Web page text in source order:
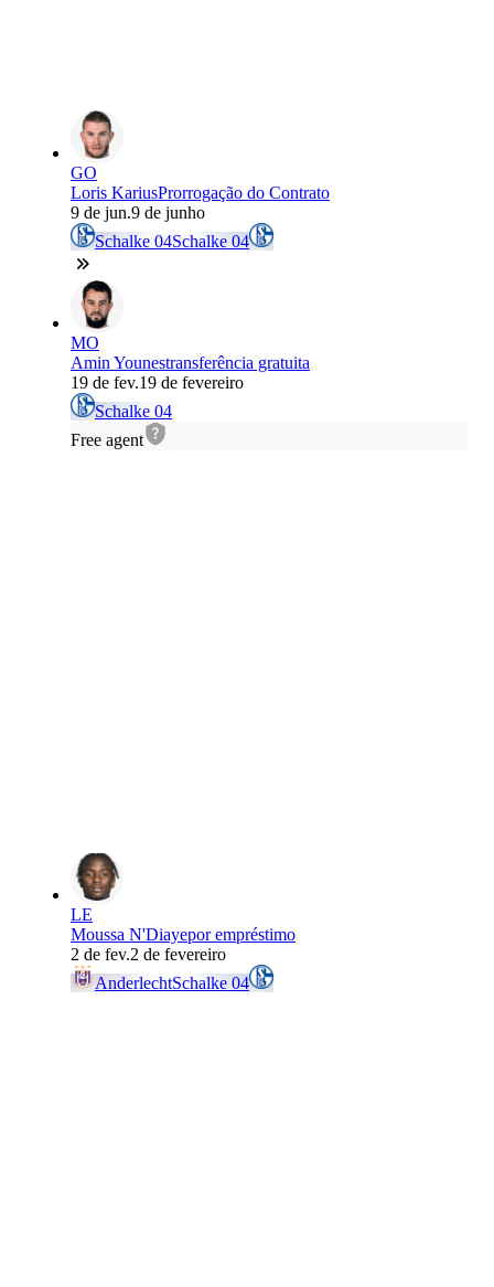
GO
Loris KariusProrrogação do Contrato
9 de jun.9 de junho
Schalke 04Schalke 04
MO
Amin Younestransferência gratuita
19 de fev.19 de fevereiro
Schalke 04
Free agent
LE
Moussa N'Diayepor empréstimo
2 de fev.2 de fevereiro
AnderlechtSchalke 04